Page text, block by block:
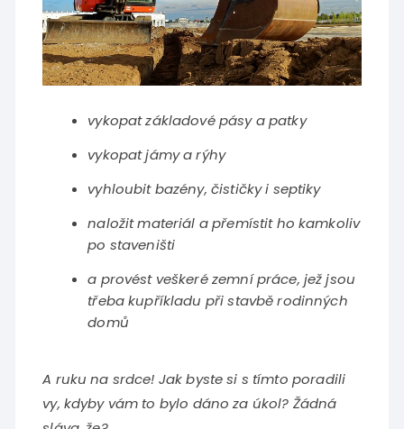
vykopat základové pásy a patky
vykopat jámy a rýhy
vyhloubit bazény, čističky i septiky
naložit materiál a přemístit ho kamkoliv
po staveništi
a provést veškeré zemní práce, jež jsou
třeba kupříkladu při stavbě rodinných
domů
A ruku na srdce! Jak byste si s tímto poradili
vy, kdyby vám to bylo dáno za úkol? Žádná